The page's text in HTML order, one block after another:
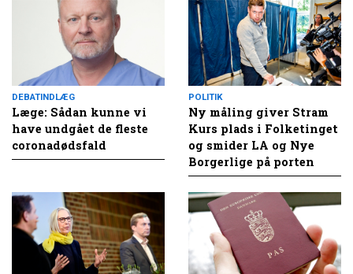
DEBATINDLÆG
Læge: Sådan kunne vi
have undgået de fleste
coronadødsfald
POLITIK
Ny måling giver Stram
Kurs plads i Folketinget
og smider LA og Nye
Borgerlige på porten